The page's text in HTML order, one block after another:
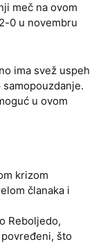
meč na ovom
0 u novembru
ima svež uspeh
u ovom
krizom
članaka i
Reboljedo,
što